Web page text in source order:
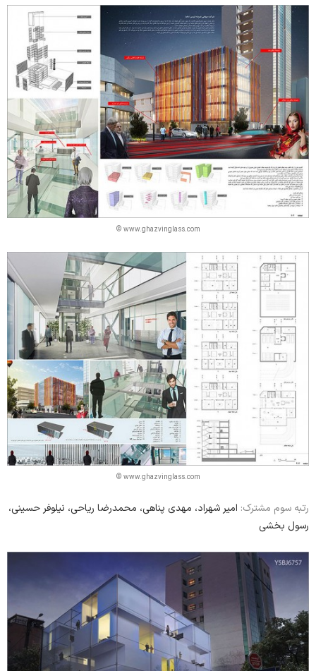
© www.ghazvinglass.com
© www.ghazvinglass.com
رتبه سوم مشترک: امیر شهراد، مهدی پناهی، محمدرضا ریاحی، نیلوفر حسینی،
رسول بخشی